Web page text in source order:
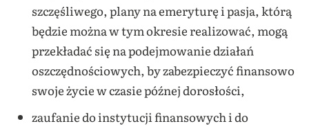
szczęśliwego, plany na emeryturę i pasja, którą
będzie można w tym okresie realizować, mogą
przekładać się na podejmowanie działań
oszczędnościowych, by zabezpieczyć finansowo
swoje życie w czasie późnej dorosłości,
zaufanie do instytucji finansowych i do